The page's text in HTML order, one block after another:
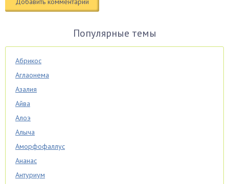
Популярные темы
Абрикос
Аглаонема
Азалия
Айва
Алоэ
Алыча
Аморфофаллус
Ананас
Антуриум